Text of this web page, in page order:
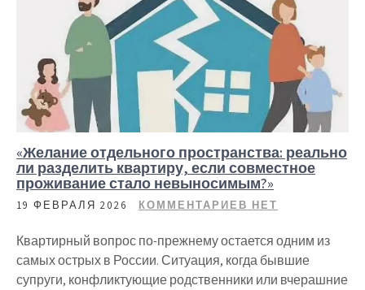
«Желание отдельного пространства: реально
ли разделить квартиру, если совместное
проживание стало невыносимым?»
19 ФЕВРАЛЯ 2026 КОММЕНТАРИЕВ НЕТ
Квартирный вопрос по-прежнему остается одним из
самых острых в России. Ситуация, когда бывшие
супруги, конфликтующие родственники или вчерашние